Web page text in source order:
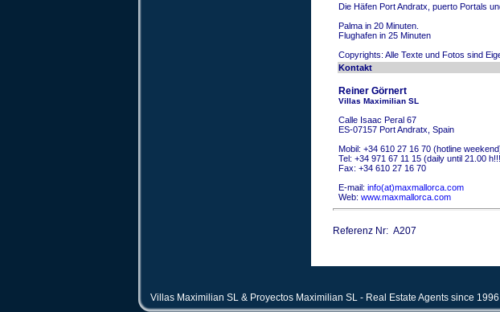
Die Häfen Port Andratx, puerto Portals
Palma in 20 Minuten.
Flughafen in 25 Minuten
Copyrights: Alle Texte und Fotos sind
Kontakt
Reiner Görnert
Villas Maximilian SL
Calle Isaac Peral 67
ES-07157 Port Andratx, Spain
Mobil: +34 610 27 16 70 (hotline
Tel: +34 971 67 11 15 (daily until 21.00
Fax: +34 610 27 16 70
E-mail: info(at)maxmallorca.com
Web: www.maxmallorca.com
Referenz Nr: A207
Villas Maximilian SL & Proyectos Maximilian SL - Real Estate Agents since 1996